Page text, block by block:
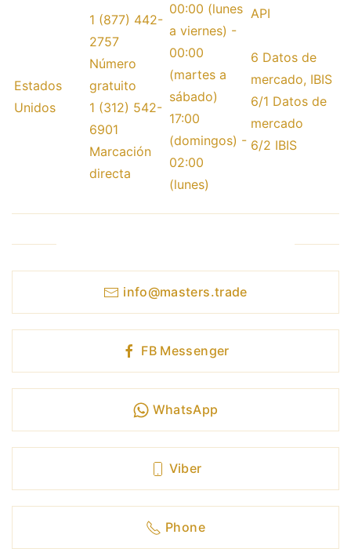
API
6 Datos de
mercado, IBIS
6/1 Datos de
mercado
6/2 IBIS
Estados
Unidos
1 (877) 442-
2757
Número
gratuito
1 (312) 542-
6901
Marcación
directa
00:00 (lunes
a viernes) -
00:00
(martes a
sábado)
17:00
(domingos) -
02:00
(lunes)
info@masters.trade
FB Messenger
WhatsApp
Viber
Phone